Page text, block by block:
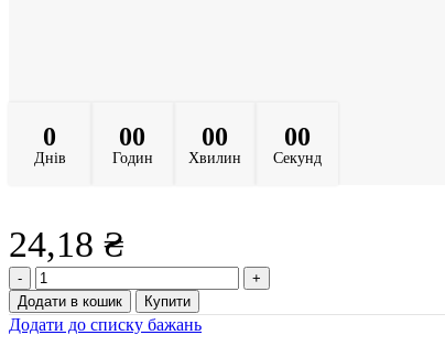
0
Днів
00
Годин
00
Хвилин
00
Секунд
24,18 ₴
Квадрат
8
мм
кількість
Додати в кошик Купити
Додати до списку бажань